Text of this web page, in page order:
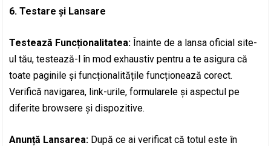
6. Testare și Lansare
Testează Funcționalitatea: Înainte de a lansa oficial site-
ul tău, testează-l în mod exhaustiv pentru a te asigura că
toate paginile și funcționalitățile funcționează corect.
Verifică navigarea, link-urile, formularele și aspectul pe
diferite browsere și dispozitive.
Anunță Lansarea: După ce ai verificat că totul este în